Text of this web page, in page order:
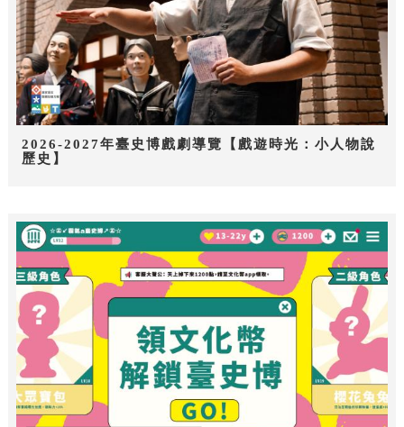
2026-2027年臺史博戲劇導覽【戲遊時光：小人物說
歷史】